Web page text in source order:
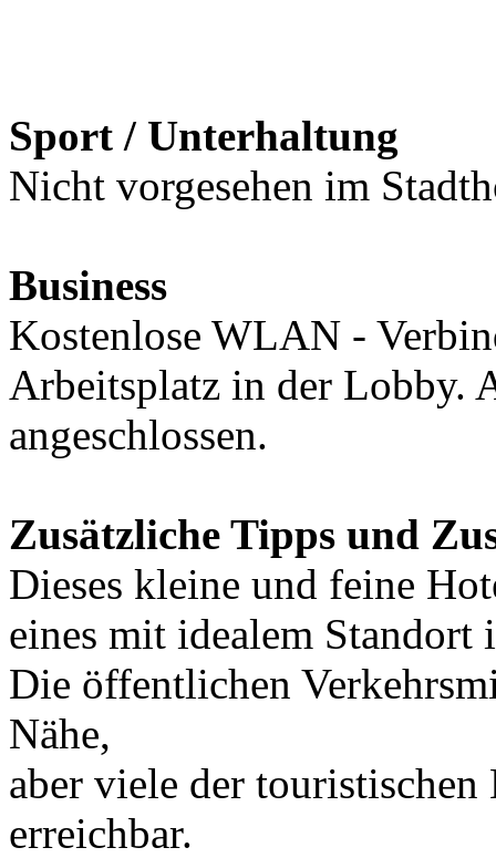
Sport / Unterhaltung
Nicht vorgesehen im
Business
Kostenlose WLAN -
Arbeitsplatz in der Lobby.
angeschlossen.
Zusätzliche Tipps und
Dieses kleine und feine
eines mit idealem Standort
Die öffentlichen
Nähe,
aber viele der
erreichbar.